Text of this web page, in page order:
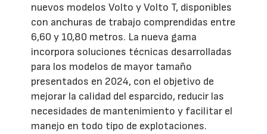
nuevos modelos Volto y Volto T, disponibles
con anchuras de trabajo comprendidas entre
6,60 y 10,80 metros. La nueva gama
incorpora soluciones técnicas desarrolladas
para los modelos de mayor tamaño
presentados en 2024, con el objetivo de
mejorar la calidad del esparcido, reducir las
necesidades de mantenimiento y facilitar el
manejo en todo tipo de explotaciones.